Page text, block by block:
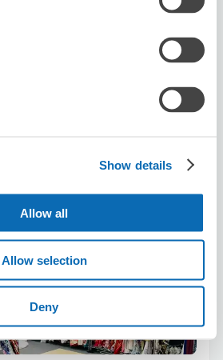
Show details
Allow all
Allow selection
Deny